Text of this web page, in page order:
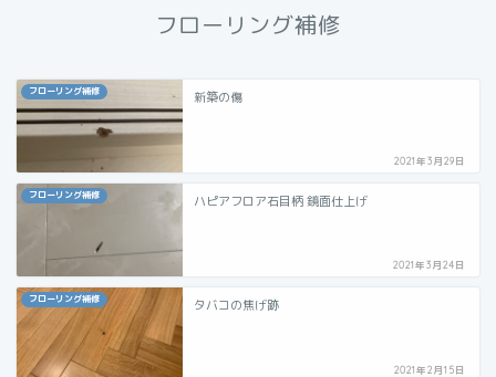
フローリング補修
フローリング補修 新築の傷
2021年3月29日
フローリング補修 ハピアフロア石目柄 鏡面仕上げ
2021年3月24日
フローリング補修 タバコの焦げ跡
2021年2月15日